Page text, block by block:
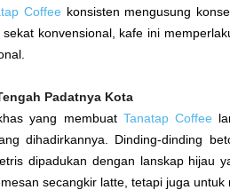
Coffee konsisten mengusung
konvensional, kafe ini
Padatnya Kota
yang membuat Tanatap Coffee
dihadirkannya. Dinding-dinding
dipadukan dengan lanskap hijau
secangkir latte, tetapi juga untuk